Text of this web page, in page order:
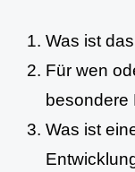
Was ist
Für wen
besondere
Was ist